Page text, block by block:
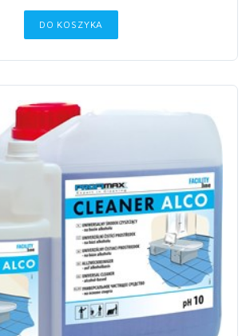
DO KOSZYKA